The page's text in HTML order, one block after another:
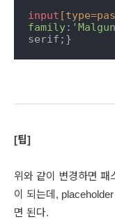
input
family:
serif;}
[팁]
위와 같이 변경하면 패
이 되는데,
면 된다.